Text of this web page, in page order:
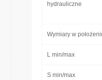
hydrauliczne
Wymiary w
L min/max
S min/max